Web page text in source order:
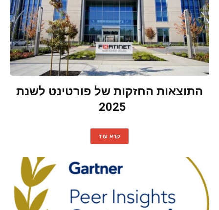
התוצאות החזקות של פורטינט לשנת
2025
קרא עוד